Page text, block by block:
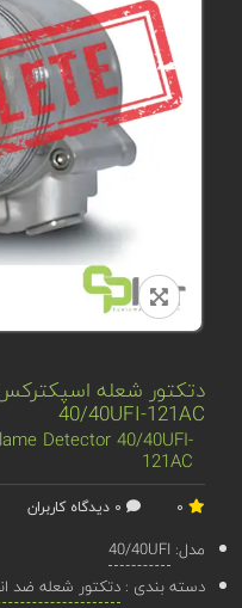
40/40UFI-121AC
Detector 40/40UFI-
121AC
مدل: 40/40UFI
دسته بندی :دتکتور شعله ضد